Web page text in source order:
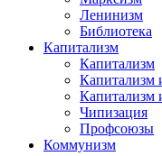
Ленинизм
Библиотека
Капитализм
Капитализм
Капитализм
Капитализм
Чипизация
Профсоюзы
Коммунизм